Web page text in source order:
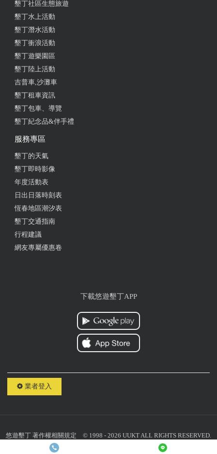
墾丁社區生態旅遊
墾丁水上活動
墾丁潛水活動
墾丁衝浪活動
墾丁遊樂園區
墾丁陸上活動
吉普車,沙灘車
墾丁租車資訊
墾丁包車、導覽
墾丁紀念品&伴手禮
服務專區
墾丁的天氣
墾丁即時影像
年度活動表
日出日落時刻表
恆春地區潮汐表
墾丁交通指南
行程建議
網友專屬優惠卷
下載悠遊墾丁APP
業者登入
悠遊墾丁 著作權相關規定 © 1998 - 2026 UUKT ALL RIGHTS RESERVED.
聯絡我們：
統一編號：10818059